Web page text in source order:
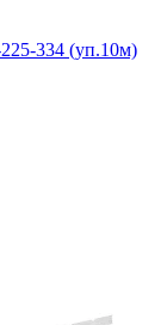
334 (уп.10м)